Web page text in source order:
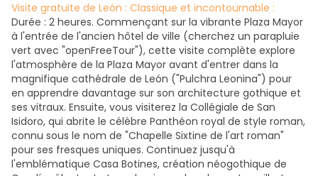
Visite gratuite de León : Classique et incontournable :
Durée : 2 heures. Commençant sur la vibrante Plaza Mayor
à l'entrée de l'ancien hôtel de ville (cherchez un parapluie
vert avec "openFreeTour"), cette visite complète explore
l'atmosphère de la Plaza Mayor avant d'entrer dans la
magnifique cathédrale de León ("Pulchra Leonina") pour
en apprendre davantage sur son architecture gothique et
ses vitraux. Ensuite, vous visiterez la Collégiale de San
Isidoro, qui abrite le célèbre Panthéon royal de style roman,
connu sous le nom de "Chapelle Sixtine de l'art roman"
pour ses fresques uniques. Continuez jusqu'à
l'emblématique Casa Botines, création néogothique de